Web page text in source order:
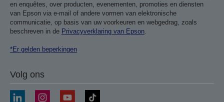
en enquêtes, over producten, evenementen, promoties en diensten
van Epson via e-mail of andere vormen van elektronische
communicatie, op basis van uw voorkeuren en webgedrag, zoals
beschreven in de Privacyverklaring van Epson.
*Er gelden beperkingen
Volg ons